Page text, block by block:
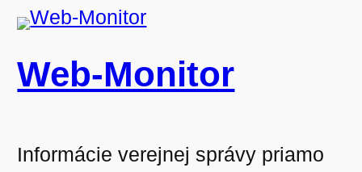
Prejsť
obsah
Web-Monitor
Informácie verejnej správy priamo